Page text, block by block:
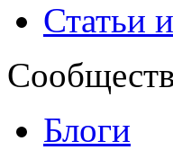
Статьи
Блоги